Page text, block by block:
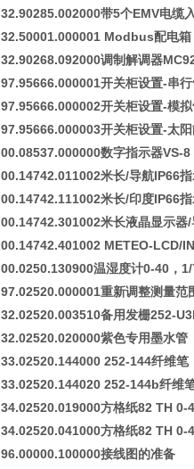
32.90285.002000带5个EMV电缆
32.50001.000001 Modbus配电箱
32.90268.092000调制解调器
97.95666.000001开关柜设置-串
97.95666.000002开关柜设置-模
97.95666.000003开关柜设置-太
00.08537.000000数字指示器VS-8
00.14742.011002米长/导航IP66
00.14742.111002米长/印度IP66
00.14742.301002米长液晶显示器/
00.14742.401002 METEO-LCD/
00.0250.130900温湿度计0-40，
97.02520.000001重新调整测量范
32.02520.003510备用发栅252-
32.02520.020000紫色专用墨水管
33.02520.144000 252-144纤维笔
33.02520.144020 252-144b纤维
34.02520.019000方格纸82 TH 0-
34.02520.041000方格纸82 TH 0-
96.00000.100000接线图的准备